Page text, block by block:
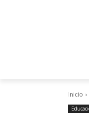
Inicio